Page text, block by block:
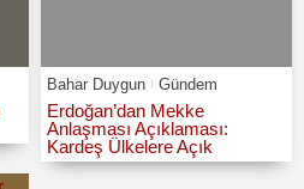
Bahar Duygun Gündem
Erdoğan’dan Mekke
Anlaşması Açıklaması:
Kardeş Ülkelere Açık